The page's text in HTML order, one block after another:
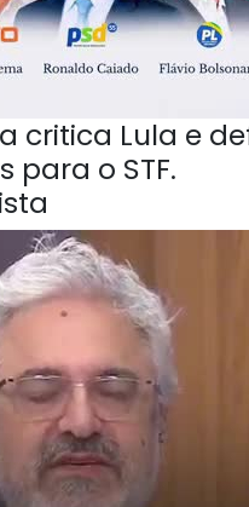
critica Lula e
para o STF.